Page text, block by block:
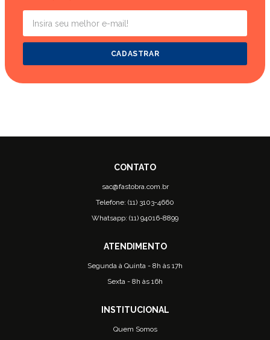
CADASTRAR
sac@fastobra.com.br
Telefone: (11) 3103-4660
Whatsapp: (11) 94016-8899
Segunda à Quinta - 8h às 17h
Sexta - 8h às 16h
Quem Somos